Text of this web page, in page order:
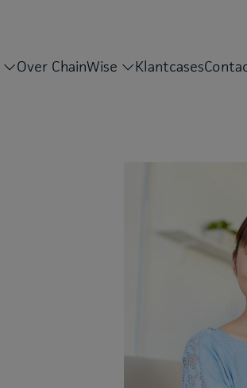
Over ChainWise Klantcases